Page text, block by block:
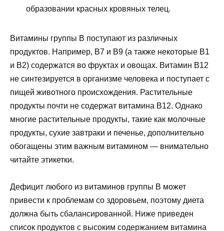
образовании красных кровяных телец.
Витамины группы В поступают из различных
продуктов. Например, B7 и B9 (а также некоторые B1
и B2) содержатся во фруктах и ​​овощах. Витамин B12
не синтезируется в организме человека и поступает с
пищей животного происхождения. Растительные
продукты почти не содержат витамина B12. Однако
многие растительные продукты, такие как молочные
продукты, сухие завтраки и печенье, дополнительно
обогащены этим важным витамином — внимательно
читайте этикетки.
Дефицит любого из витаминов группы В может
привести к проблемам со здоровьем, поэтому диета
должна быть сбалансированной. Ниже приведен
список продуктов с высоким содержанием витамина